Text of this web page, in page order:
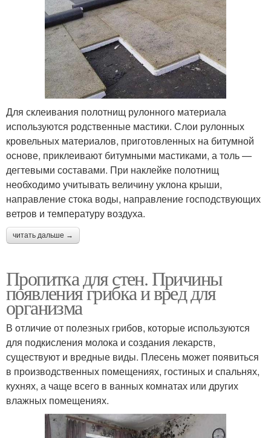
Для склеивания полотнищ рулонного материала
используются родственные мастики. Слои рулонных
кровельных материалов, приготовленных на битумной
основе, приклеивают битумными мастиками, а толь —
дегтевыми составами. При наклейке полотнищ
необходимо учитывать величину уклона крыши,
направление стока воды, направление господствующих
ветров и температуру воздуха.
читать дальше →
Пропитка для стен. Причины
появления грибка и вред для
организма
В отличие от полезных грибов, которые используются
для подкисления молока и создания лекарств,
существуют и вредные виды. Плесень может появиться
в производственных помещениях, гостиных и спальнях,
кухнях, а чаще всего в ванных комнатах или других
влажных помещениях.